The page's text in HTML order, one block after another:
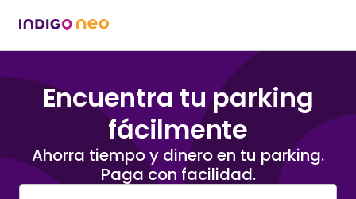
Encuentra tu parking
fácilmente
Ahorra tiempo y dinero en tu parking.
Paga con facilidad.